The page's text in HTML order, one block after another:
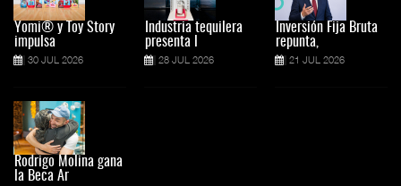
Yomi® y Toy Story
impulsa
30 JUL 2026
Rodrigo Molina gana
la Beca Ar
Industria tequilera
presenta l
28 JUL 2026
Inversión Fija Bruta
repunta,
21 JUL 2026